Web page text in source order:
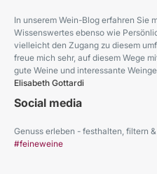
In unserem Wein-Blog erfahren Sie
Wissenswertes ebenso wie
vielleicht den Zugang zu diesem
freue mich sehr, auf diesem Wege
gute Weine und interessante
Elisabeth Gottardi
Social media
Genuss erleben - festhalten, filtern
#feineweine